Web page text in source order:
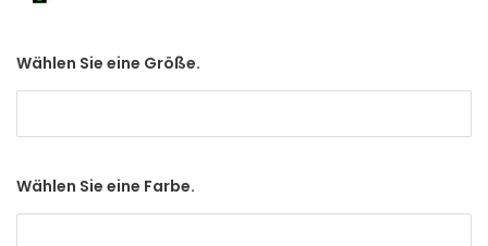
Wählen Sie eine Größe.
Wählen Sie eine Farbe.